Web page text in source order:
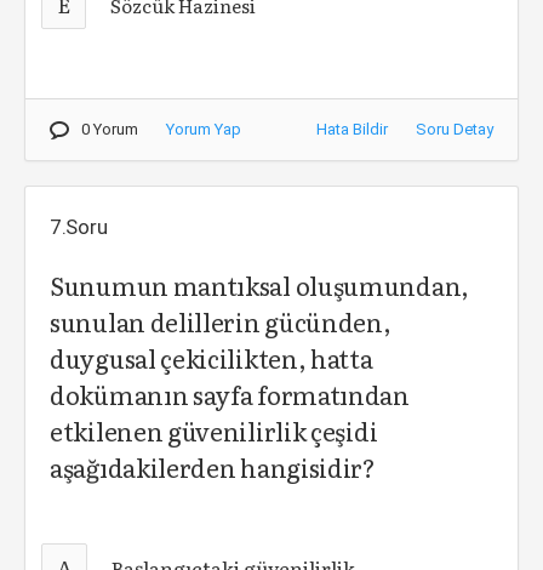
0 Yorum Yorum Yap Hata Bildir Soru Detay
7.Soru
Sunumun mantıksal oluşumundan,
sunulan delillerin gücünden,
duygusal çekicilikten, hatta
dokümanın sayfa formatından
etkilenen güvenilirlik çeşidi
aşağıdakilerden hangisidir?